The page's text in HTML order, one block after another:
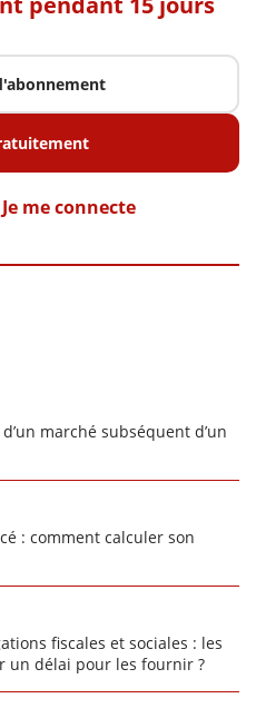
Je me connecte
marché subséquent d’un
: comment calculer son
fiscales et sociales : les
un délai pour les fournir ?